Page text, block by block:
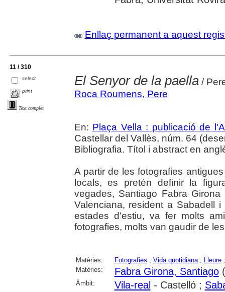
Enllaç permanent a aquest
11 / 310
select
print
Text complet
El Senyor de la paella/
Roca Roumens, Pere
En: Plaça Vella : publicació de
Castellar del Vallès, núm. 64
Bibliografia. Títol i abstract en
A partir de les fotografies
locals, es pretén definir la
vegades, Santiago Fabra
Valenciana, resident a Sabadell
estades d'estiu, va fer molts
fotografies, molts van gaudir de
Matèries: Fotografies ; Vida quotidiana; Lleure
Matèries:
Fabra Girona, Santiago
Àmbit: Vila-real - Castelló ;